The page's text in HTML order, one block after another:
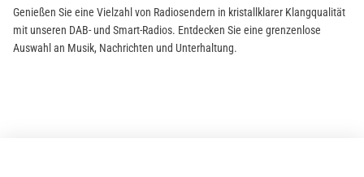
Genießen Sie eine Vielzahl von Radiosendern in kristallklarer Klangqualität
mit unseren DAB- und Smart-Radios. Entdecken Sie eine grenzenlose
Auswahl an Musik, Nachrichten und Unterhaltung.